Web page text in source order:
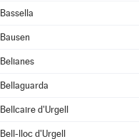
Bassella
Bausen
Belianes
Bellaguarda
Bellcaire d'Urgell
Bell-lloc d'Urgell